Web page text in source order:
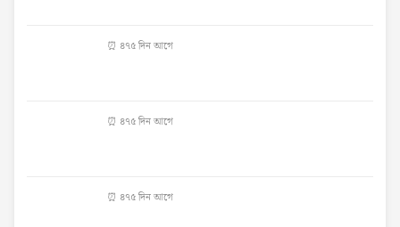
⏰ ৪৭৫ দিন আগে
⏰ ৪৭৫ দিন আগে
⏰ ৪৭৫ দিন আগে